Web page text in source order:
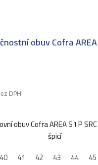
obuv Cofra AREA
DPH
obuv Cofra AREA S1 P
špicí
40 41 42 43 44 45